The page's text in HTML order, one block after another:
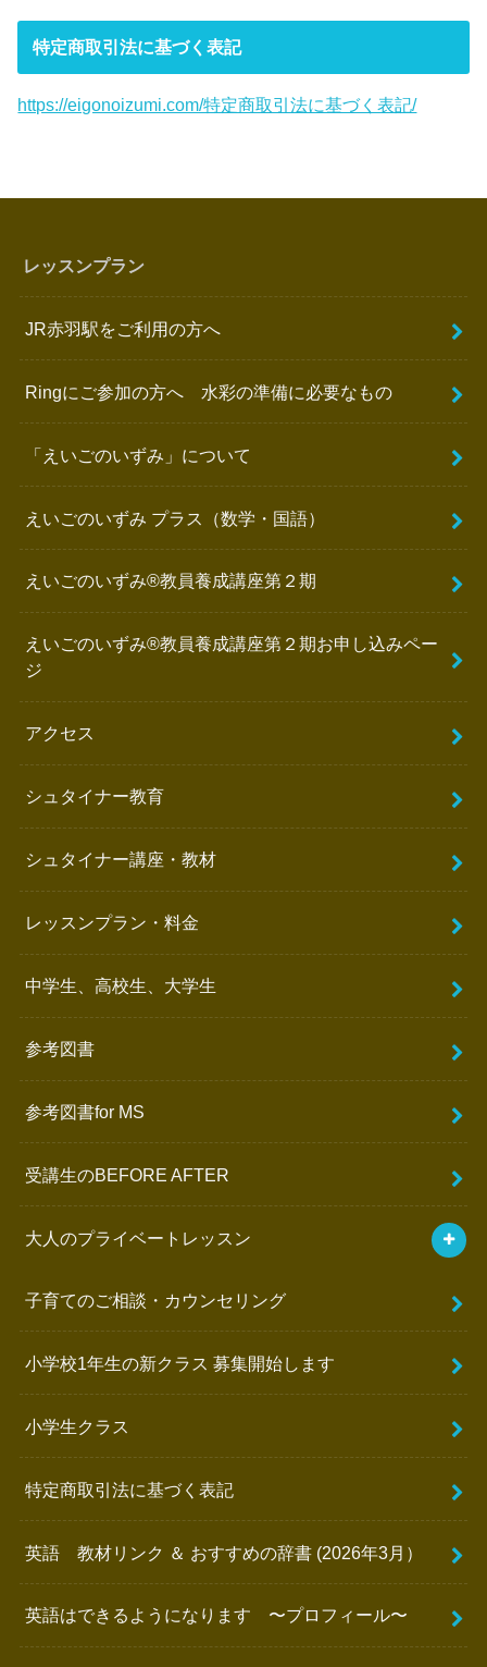
特定商取引法に基づく表記
https://eigonoizumi.com/特定商取引法に基づく表記/
レッスンプラン
JR赤羽駅をご利用の方へ
Ringにご参加の方へ 水彩の準備に必要なもの
「えいごのいずみ」について
えいごのいずみ プラス（数学・国語）
えいごのいずみ®️教員養成講座第２期
えいごのいずみ®︎教員養成講座第２期お申し込みペー
ジ
アクセス
シュタイナー教育
シュタイナー講座・教材
レッスンプラン・料金
中学生、高校生、大学生
参考図書
参考図書for MS
受講生のBEFORE AFTER
大人のプライベートレッスン
子育てのご相談・カウンセリング
小学校1年生の新クラス 募集開始します
小学生クラス
特定商取引法に基づく表記
英語 教材リンク ＆ おすすめの辞書 (2026年3月）
英語はできるようになります 〜プロフィール〜